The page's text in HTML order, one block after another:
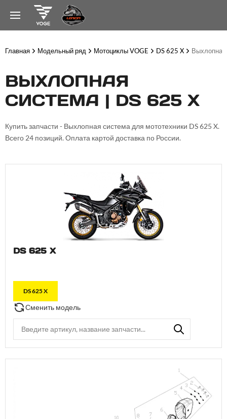
Главная Модельный ряд Мотоциклы VOGE DS 625 X
ВЫХЛОПНАЯ
СИСТЕМА | DS 625 X
Купить запчасти - Выхлопная система для мототехники DS 625 X.
Всего 24 позиций. Оплата картой доставка по России.
DS 625 X
DS 625 X
Сменить модель